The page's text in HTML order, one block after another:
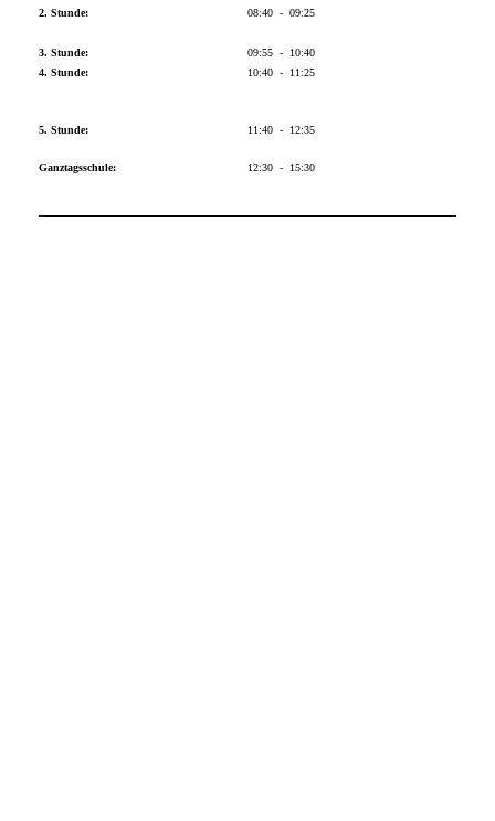
2. Stunde:
3. Stunde:
4. Stunde:
5. Stunde:
Ganztagsschule:
08:40 - 09:25
09:55 - 10:40
10:40 - 11:25
11:40 - 12:35
12:30 - 15:30